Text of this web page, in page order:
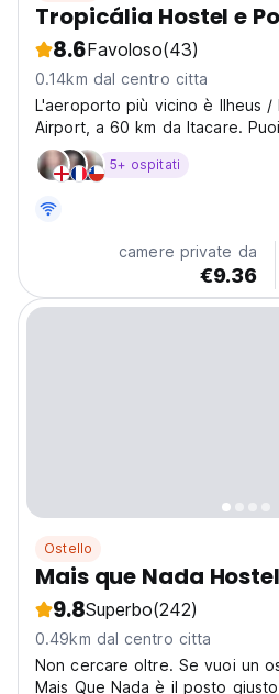
Tropicália Hostel e
8.6Favoloso(43)
0.14km dal centro citta
L'aeroporto più vicino è Ilheus /
Airport, a 60 km da Itacare.
o un taxi da Ilheus
stazione degli autobus è a soli
5+ ospitati
camere private da
€9.36
Ostello
Mais que Nada
9.8Superbo(242)
0.49km dal centro citta
Non cercare oltre. Se vuoi un
Mais Que Nada è il posto